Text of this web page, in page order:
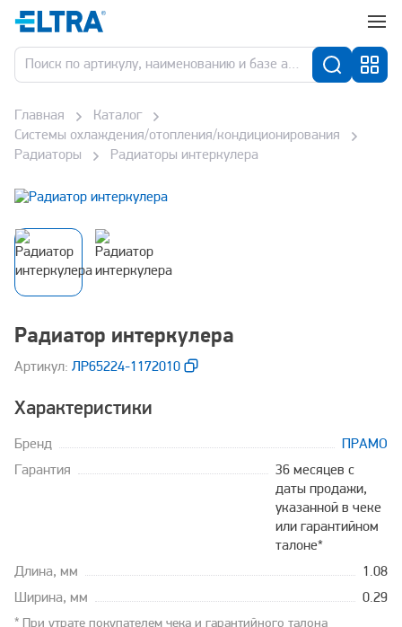
Главная
Каталог
Системы охлаждения/отопления/кондиционирования
Радиаторы
Радиаторы интеркулера
Радиатор интеркулера
Aртикул: ЛР65224-1172010
Характеристики
Бренд
ПРАМО
Гарантия
36 месяцев с
даты продажи,
указанной в чеке
или гарантийном
талоне*
Длина, мм
1.08
Ширина, мм
0.29
* При утрате покупателем чека и гарантийного талона